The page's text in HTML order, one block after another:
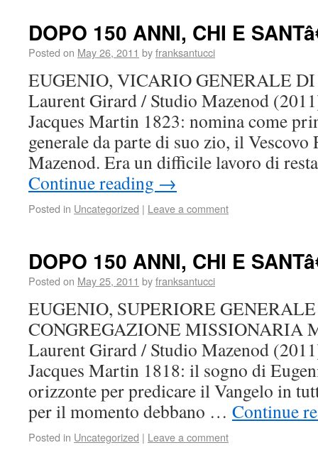
DOPO 150 ANNI, CHI E
Posted on May 26, 2011 byfranksantucci
EUGENIO, VICARIO GENERALE
Laurent Girard / Studio Mazenod
Jacques Martin 1823: nomina come
generale da parte di suo zio, il
Mazenod. Era un difficile lavoro di
Continue reading →
Posted in Uncategorized | Leave a comment
DOPO 150 ANNI, CHI E
Posted on May 25, 2011 byfranksantucci
EUGENIO, SUPERIORE
CONGREGAZIONE MISSIONARIA
Laurent Girard / Studio Mazenod
Jacques Martin 1818: il sogno di
orizzonte per predicare il Vangelo in
per il momento debbano … Continue
Posted in Uncategorized | Leave a comment